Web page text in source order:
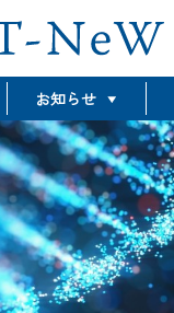
お知らせ
最新情報
グラント情報
イベント情報